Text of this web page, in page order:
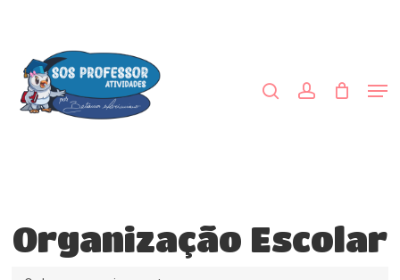
content
Organização Escolar